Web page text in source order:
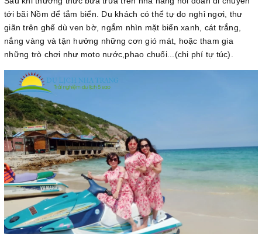
tới bãi Nồm để tắm biển. Du khách có thể tự do nghỉ ngơi, thư
giãn trên ghế dù ven bờ, ngắm nhìn mặt biển xanh, cát trắng,
nắng vàng và tận hưởng những cơn gió mát, hoặc tham gia
những trò chơi như moto nước,phao chuối...(chi phí tự túc).